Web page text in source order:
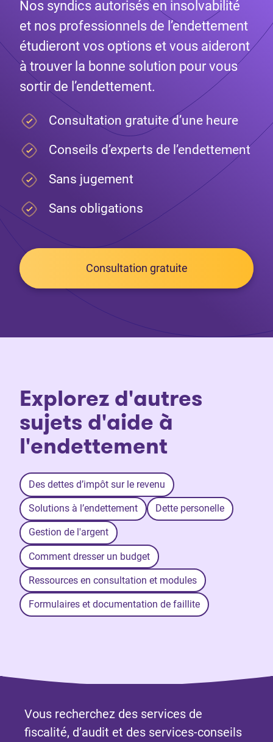
Nos syndics autorisés en insolvabilité
et nos professionnels de l’endettement
étudieront vos options et vous aideront
à trouver la bonne solution pour vous
sortir de l’endettement.
Consultation gratuite d’une heure
Conseils d’experts de l’endettement
Sans jugement
Sans obligations
Consultation gratuite
Explorez d'autres
sujets d'aide à
l'endettement
Des dettes d’impôt sur le revenu
Solutions à l’endettement Dette personelle
Gestion de l'argent
Comment dresser un budget
Ressources en consultation et modules
Formulaires et documentation de faillite
Vous recherchez des services de
fiscalité, d’audit et des services-conseils